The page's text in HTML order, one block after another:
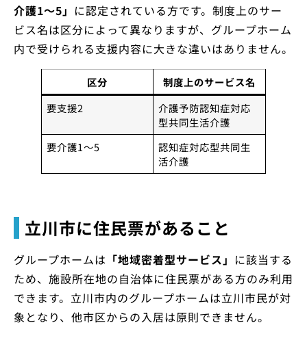
介護1〜5」 に認定されている方です。制度上のサー
ビス名は区分によって異なりますが、グループホーム
内で受けられる支援内容に大きな違いはありません。
区分
制度上のサービス名
要支援2
介護予防認知症対応
型共同生活介護
要介護1〜5
認知症対応型共同生
活介護
立川市に住民票があること
グループホームは 「地域密着型サービス」 に該当する
ため、施設所在地の自治体に住民票がある方のみ利用
できます。立川市内のグループホームは立川市民が対
象となり、他市区からの入居は原則できません。